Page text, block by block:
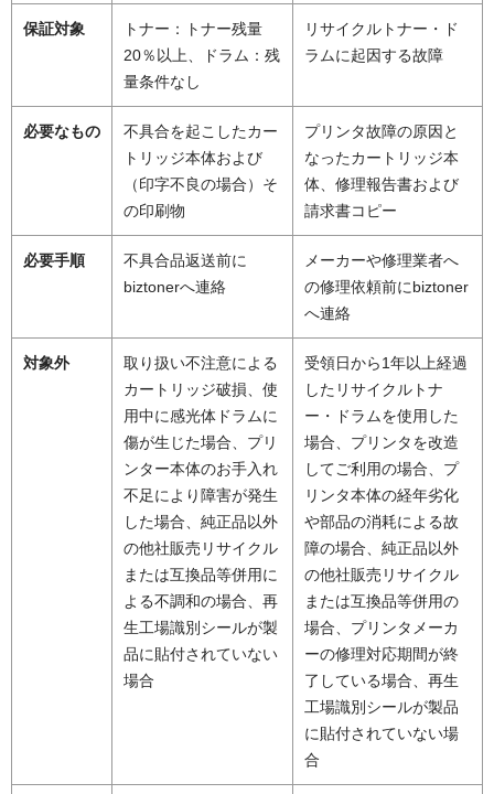
保証対象
トナー：トナー残量
20％以上、ドラム：残
量条件なし
リサイクルトナー・ド
ラムに起因する故障
必要なもの
不具合を起こしたカー
トリッジ本体および
（印字不良の場合）そ
の印刷物
プリンタ故障の原因と
なったカートリッジ本
体、修理報告書および
請求書コピー
必要手順
不具合品返送前に
biztonerへ連絡
メーカーや修理業者へ
の修理依頼前にbiztoner
へ連絡
対象外
取り扱い不注意による
カートリッジ破損、使
用中に感光体ドラムに
傷が生じた場合、プリ
ンター本体のお手入れ
不足により障害が発生
した場合、純正品以外
の他社販売リサイクル
または互換品等併用に
よる不調和の場合、再
生工場識別シールが製
品に貼付されていない
場合
受領日から1年以上経過
したリサイクルトナ
ー・ドラムを使用した
場合、プリンタを改造
してご利用の場合、プ
リンタ本体の経年劣化
や部品の消耗による故
障の場合、純正品以外
の他社販売リサイクル
または互換品等併用の
場合、プリンタメーカ
ーの修理対応期間が終
了している場合、再生
工場識別シールが製品
に貼付されていない場
合